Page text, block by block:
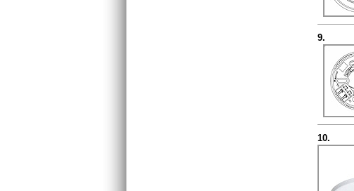
9.
10.